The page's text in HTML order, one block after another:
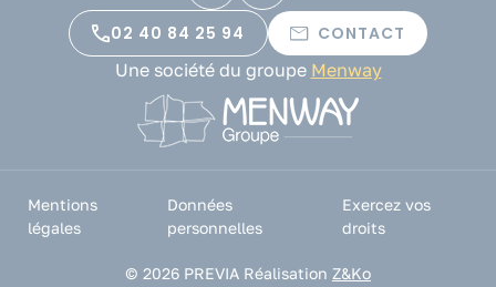
02 40 84 25 94
CONTACT
Une société du groupe Menway
Mentions
légales
Données
personnelles
Exercez vos
droits
© 2026 PREVIA Réalisation Z&Ko